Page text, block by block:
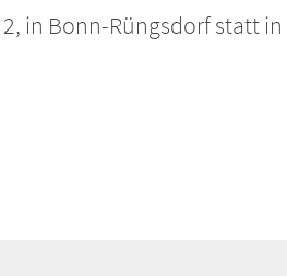
in Bonn-Rüngsdorf statt